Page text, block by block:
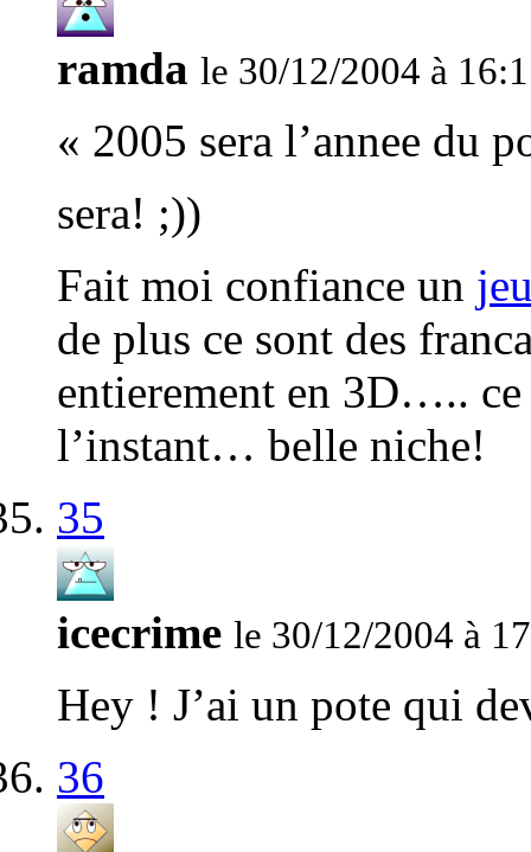
ramda le 30/12/2004 à
« 2005 sera l’annee du
sera! ;))
Fait moi confiance un
de plus ce sont des
entierement en 3D…..
l’instant… belle niche!
35
icecrime le 30/12/2004 à
Hey ! J’ai un pote qui
36